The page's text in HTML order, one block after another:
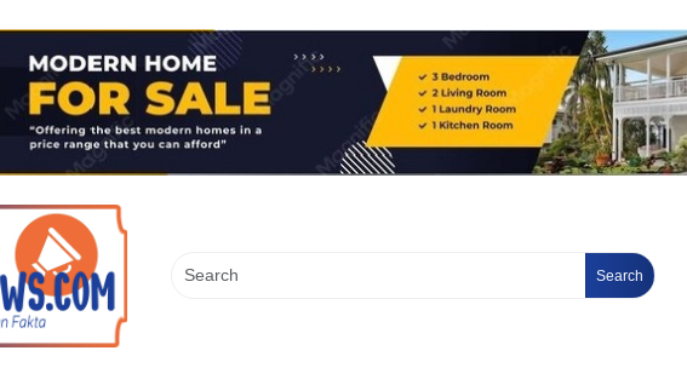
Search